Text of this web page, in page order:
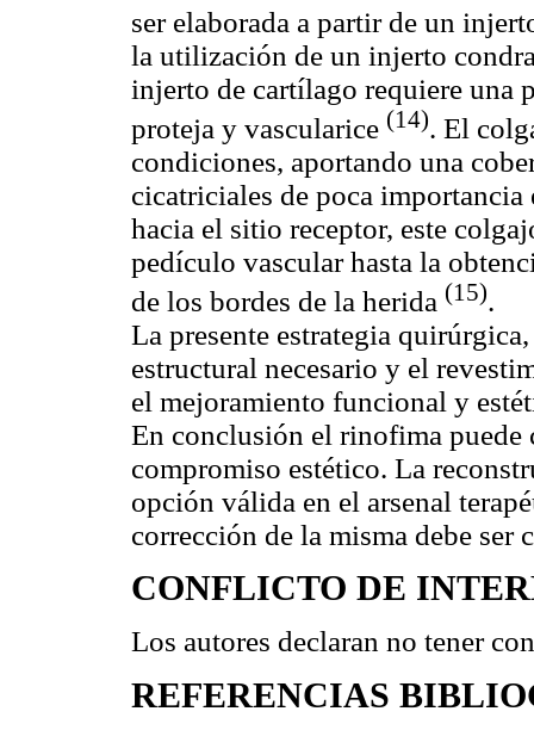
ser elaborada a partir de un
la utilización de un injerto
injerto de cartílago requiere una
proteja y vascularice (14). El
condiciones, aportando una
cicatriciales de poca
hacia el sitio receptor, este
pedículo vascular hasta la
de los bordes de la herida (15).
La presente estrategia
estructural necesario y el
el mejoramiento funcional y
En conclusión el rinofima
compromiso estético. La
opción válida en el arsenal
corrección de la misma debe ser
CONFLICTO DE
Los autores declaran no tener
REFERENCIAS